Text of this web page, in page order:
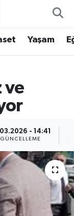
Yaşam
ve
- 14:41
GÜNCELLEME